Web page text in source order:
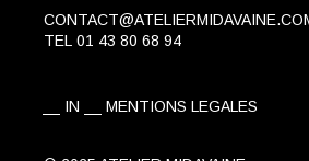
TEL 01 43 80 68 94
IN MENTIONS LEGALES